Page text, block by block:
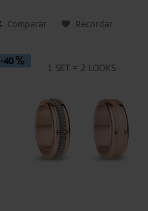
Comparar Recordar
-40